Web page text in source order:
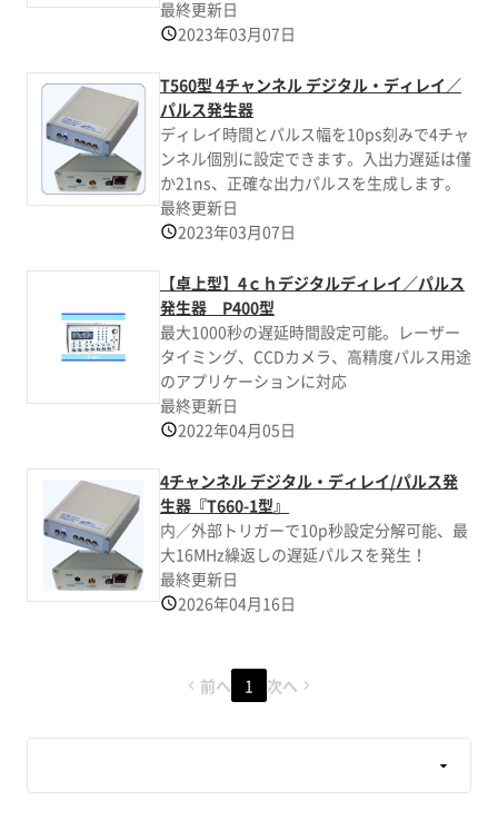
最終更新日
2023年03月07日
T560型 4チャンネル デジタル・ディレイ／
パルス発生器
ディレイ時間とパルス幅を10ps刻みで4チャ
ンネル個別に設定できます。入出力遅延は僅
か21ns、正確な出力パルスを生成します。
最終更新日
2023年03月07日
【卓上型】4ｃｈデジタルディレイ／パルス
発生器 P400型
最大1000秒の遅延時間設定可能。レーザー
タイミング、CCDカメラ、高精度パルス用途
のアプリケーションに対応
最終更新日
2022年04月05日
4チャンネル デジタル・ディレイ/パルス発
生器『T660-1型』
内／外部トリガーで10p秒設定分解可能、最
大16MHz繰返しの遅延パルスを発生！
最終更新日
2026年04月16日
前へ 1 次へ